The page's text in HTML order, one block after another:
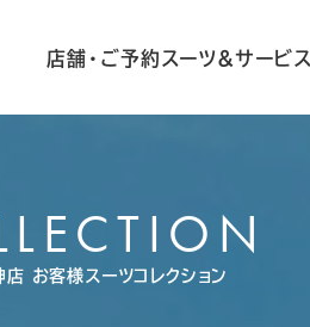
店舗・ご予約 スーツ&サービス
店 お客様スーツコレクション